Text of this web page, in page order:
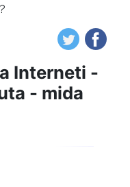
Interneti -
- mida